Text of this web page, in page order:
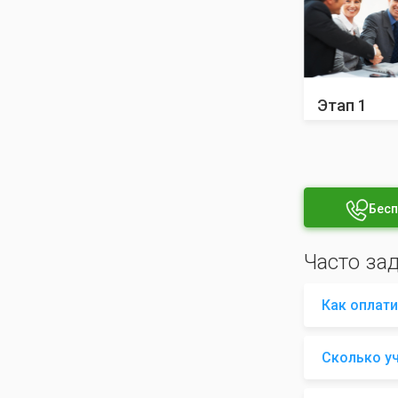
Этап 1
Часто
Как
Сколько